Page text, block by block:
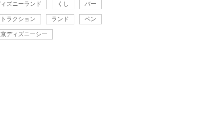
ズニーランド くし バー
ラクション ランド ペン
ディズニーシー